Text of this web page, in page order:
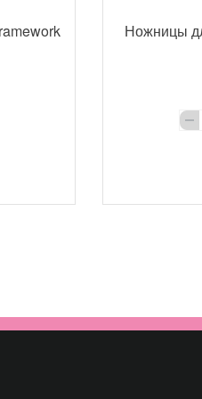
Ножницы